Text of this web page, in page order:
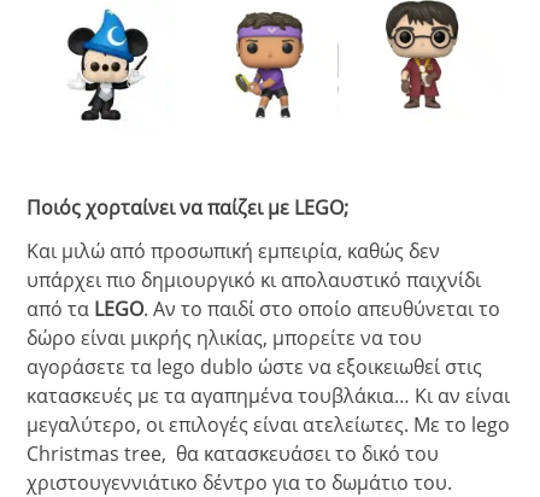
Ποιός χορταίνει να παίζει με LEGO;
Και μιλώ από προσωπική εμπειρία, καθώς δεν
υπάρχει πιο δημιουργικό κι απολαυστικό παιχνίδι
από τα LEGO. Αν το παιδί στο οποίο απευθύνεται το
δώρο είναι μικρής ηλικίας, μπορείτε να του
αγοράσετε τα lego dublo ώστε να εξοικειωθεί στις
κατασκευές με τα αγαπημένα τουβλάκια… Κι αν είναι
μεγαλύτερο, οι επιλογές είναι ατελείωτες. Με το lego
Christmas tree, θα κατασκευάσει το δικό του
χριστουγεννιάτικο δέντρο για το δωμάτιο του.